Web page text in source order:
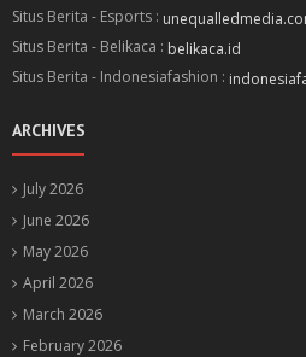
Situs Berita - Esports :
Situs Berita - Belikaca : belikaca.id
Situs Berita - Indonesiafashion :
ARCHIVES
July 2026
June 2026
May 2026
April 2026
March 2026
February 2026